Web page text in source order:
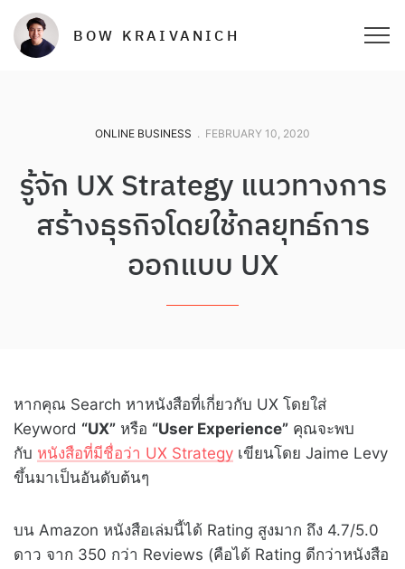
BOW KRAIVANICH
ONLINE BUSINESS . FEBRUARY 10, 2020
รู้จัก UX Strategy แนวทางการ
สร้างธุรกิจโดยใช้กลยุทธ์การ
ออกแบบ UX
หากคุณ Search หาหนังสือที่เกี่ยวกับ UX โดยใส่
Keyword “UX” หรือ “User Experience” คุณจะพบ
กับ หนังสือที่มีชื่อว่า UX Strategy เขียนโดย Jaime Levy
ขึ้นมาเป็นอันดับต้นๆ
บน Amazon หนังสือเล่มนี้ได้ Rating สูงมาก ถึง 4.7/5.0
ดาว จาก 350 กว่า Reviews (คือได้ Rating ดีกว่าหนังสือ